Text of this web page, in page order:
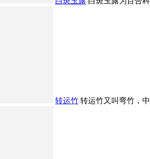
转运竹 转运竹又叫弯竹，